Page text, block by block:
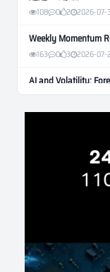
108 0 2 2026-07-
Weekly Momentum
163 0 3 2026-07-
AI and Volatility:
Way
134 0 0 2026-07-
본 레버리지와 인
2026-
Inside Trumps
Making
changes evaluation)
203 2 0 2026-07-17